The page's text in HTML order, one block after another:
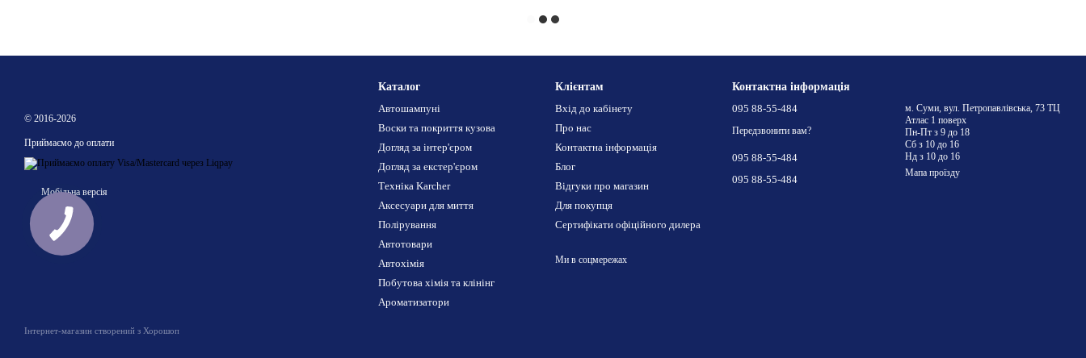
© 2016-2026
Приймаємо до оплати
Мобільна версія
Інтернет-магазин створений з Хорошоп
Каталог
Автошампуні
Воски та покриття кузова
Догляд за інтер'єром
Догляд за екстер'єром
Техніка Karcher
Аксесуари для миття
Полірування
Автотовари
Автохімія
Побутова хімія та клінінг
Ароматизатори
Клієнтам
Вхід до кабінету
Про нас
Контактна інформація
Блог
Відгуки про магазин
Для покупця
Сертифікати офіційного дилера
Ми в соцмережах
Контактна інформація
095 88-55-484
Передзвонити вам?
095 88-55-484
095 88-55-484
м. Суми, вул. Петропавлівська, 73 ТЦ
Атлас 1 поверх
Пн-Пт з 9 до 18
Сб з 10 до 16
Нд з 10 до 16
Мапа проїзду